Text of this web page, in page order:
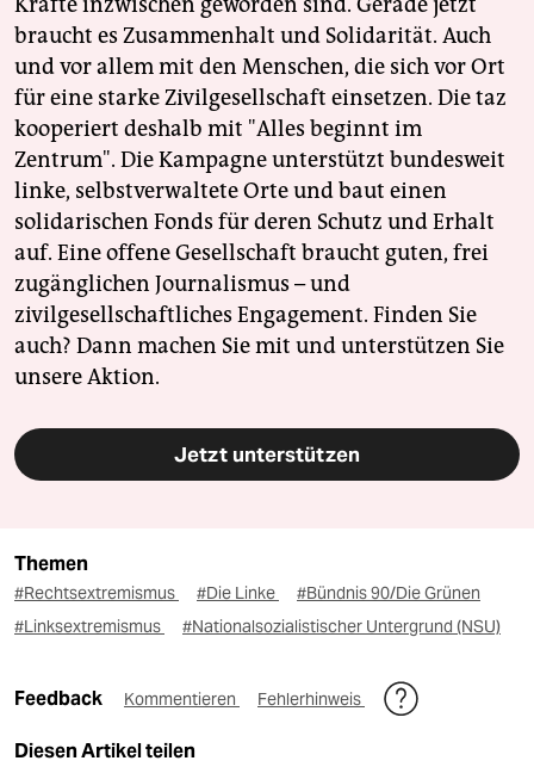
braucht es Zusammenhalt und Solidarität. Auch
und vor allem mit den Menschen, die sich vor Ort
für eine starke Zivilgesellschaft einsetzen. Die taz
kooperiert deshalb mit "Alles beginnt im
Zentrum". Die Kampagne unterstützt bundesweit
linke, selbstverwaltete Orte und baut einen
solidarischen Fonds für deren Schutz und Erhalt
auf. Eine offene Gesellschaft braucht guten, frei
zugänglichen Journalismus – und
zivilgesellschaftliches Engagement. Finden Sie
auch? Dann machen Sie mit und unterstützen Sie
unsere Aktion.
Jetzt unterstützen
Themen
#Rechtsextremismus #Die Linke
#Bündnis 90/Die Grünen
#Linksextremismus
#Nationalsozialistischer Untergrund (NSU)
Feedback Kommentieren Fehlerhinweis
Diesen Artikel teilen